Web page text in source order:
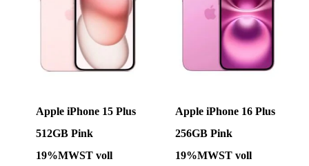
Apple iPhone 15 Plus
512GB Pink
19%MWST voll
Apple iPhone 16 Plus
256GB Pink
19%MWST voll